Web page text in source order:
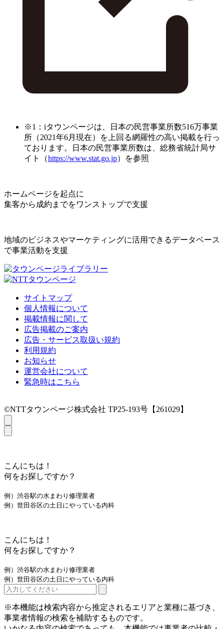
※1：iタウンページは、日本の民営事業所数516万事業
所（2021年6月現在）を上回る網羅性の高い掲載を行っ
ております。日本の民営事業所数は、総務省統計局サ
イト（https://www.stat.go.jp）を参照
ホームページを起点に
集客から成約までをワンストップで支援
地域のビジネスやマーケティングに活用できるデータベース
で事業活動を支援
サイトマップ
個人情報について
掲載情報に関して
広告掲載のご案内
広告・サービス取扱い規約
利用規約
お知らせ
運営会社について
緊急時はこちら
©NTTタウンページ株式会社 TP25-193号【261029】
こんにちは！
何をお探しですか？
例）渋谷駅の水まわり修理業者
例）世田谷区の土日にやっている内科
こんにちは！
何をお探しですか？
例）渋谷駅の水まわり修理業者
例）世田谷区の土日にやっている内科
※本機能は検索内容から推定されるエリアと業種に基づき、
事業者情報の検索を補助するものです。